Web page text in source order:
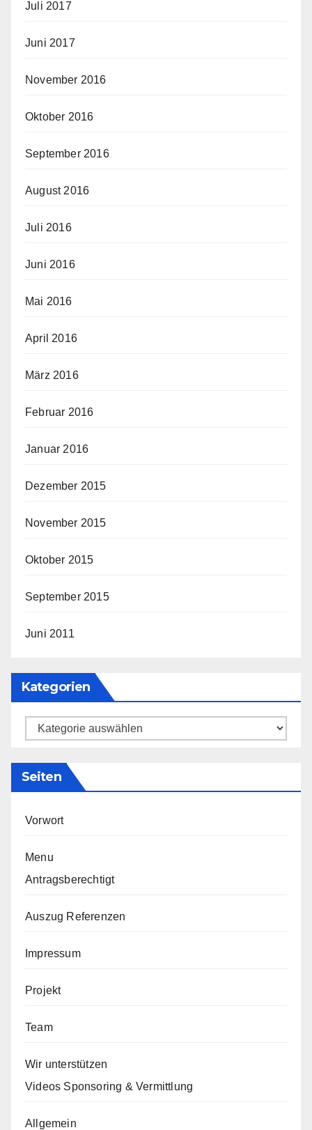
Juli 2017
Juni 2017
November 2016
Oktober 2016
September 2016
August 2016
Juli 2016
Juni 2016
Mai 2016
April 2016
März 2016
Februar 2016
Januar 2016
Dezember 2015
November 2015
Oktober 2015
September 2015
Juni 2011
Kategorien
Kategorien
Seiten
Vorwort
Menu
Antragsberechtigt
Auszug Referenzen
Impressum
Projekt
Team
Wir unterstützen
Videos Sponsoring & Vermittlung
Allgemein